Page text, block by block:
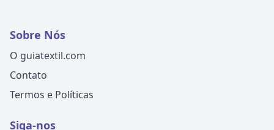
Sobre Nós
O guiatextil.com
Contato
Termos e Políticas
Siga-nos